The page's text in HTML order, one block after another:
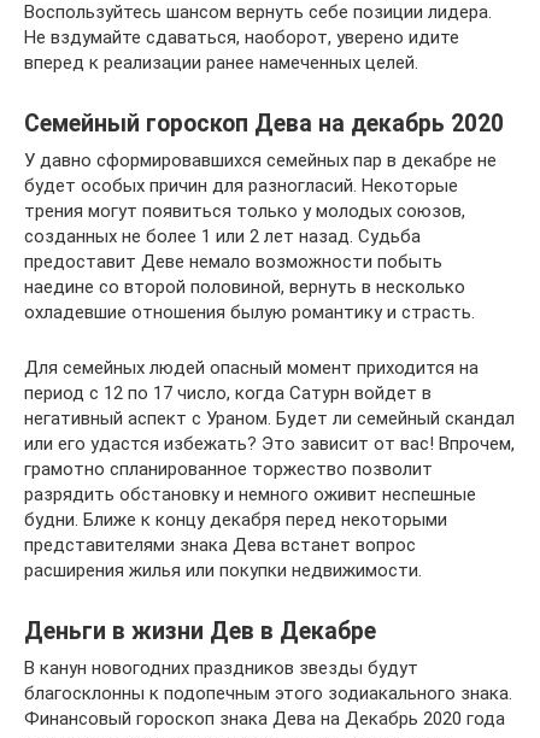
Воспользуйтесь шансом вернуть себе позиции лидера.
Не вздумайте сдаваться, наоборот, уверено идите
вперед к реализации ранее намеченных целей.
Семейный гороскоп Дева на декабрь 2020
У давно сформировавшихся семейных пар в декабре не
будет особых причин для разногласий. Некоторые
трения могут появиться только у молодых союзов,
созданных не более 1 или 2 лет назад. Судьба
предоставит Деве немало возможности побыть
наедине со второй половиной, вернуть в несколько
охладевшие отношения былую романтику и страсть.
Для семейных людей опасный момент приходится на
период с 12 по 17 число, когда Сатурн войдет в
негативный аспект с Ураном. Будет ли семейный скандал
или его удастся избежать? Это зависит от вас! Впрочем,
грамотно спланированное торжество позволит
разрядить обстановку и немного оживит неспешные
будни. Ближе к концу декабря перед некоторыми
представителями знака Дева встанет вопрос
расширения жилья или покупки недвижимости.
Деньги в жизни Дев в Декабре
В канун новогодних праздников звезды будут
благосклонны к подопечным этого зодиакального знака.
Финансовый гороскоп знака Дева на Декабрь 2020 года